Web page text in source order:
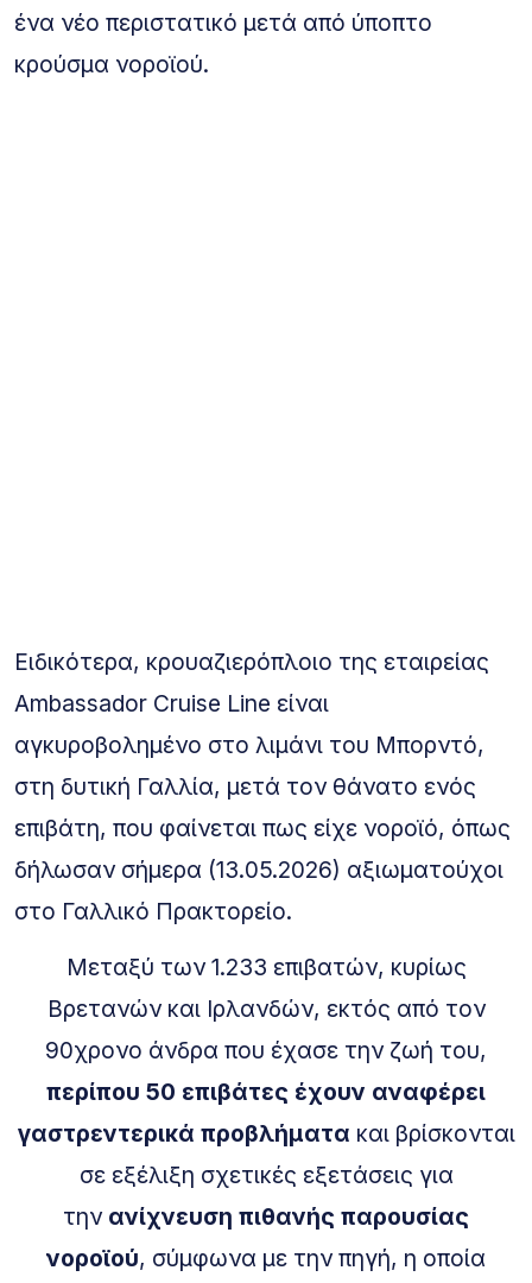
ένα νέο περιστατικό μετά από ύποπτο
κρούσμα νοροϊού.
Ειδικότερα, κρουαζιερόπλοιο της εταιρείας
Ambassador Cruise Line είναι
αγκυροβολημένο στο λιμάνι του Μπορντό,
στη δυτική Γαλλία, μετά τον θάνατο ενός
επιβάτη, που φαίνεται πως είχε νοροϊό, όπως
δήλωσαν σήμερα (13.05.2026) αξιωματούχοι
στο Γαλλικό Πρακτορείο.
Μεταξύ των 1.233 επιβατών, κυρίως
Βρετανών και Ιρλανδών, εκτός από τον
90χρονο άνδρα που έχασε την ζωή του,
περίπου 50 επιβάτες έχουν αναφέρει
γαστρεντερικά προβλήματα και βρίσκονται
σε εξέλιξη σχετικές εξετάσεις για
την ανίχνευση πιθανής παρουσίας
νοροϊού, σύμφωνα με την πηγή, η οποία